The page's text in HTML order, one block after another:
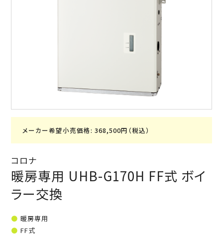
メーカー希望小売価格: 368,500円（税込）
コロナ
暖房専用 UHB-G170H FF式 ボイ
ラー交換
暖房専用
FF式